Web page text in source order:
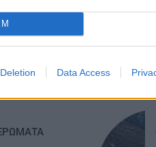
Data Access
η δραστηριότητα του
- θερμοκρασίες: Τα
χρήση κλιματιστικού και
οροφής